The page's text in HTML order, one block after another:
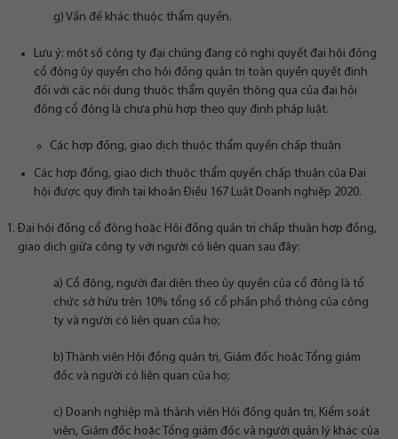
g) Vấn đề khác thuộc thẩm quyền.
Lưu ý: một số công ty đại chúng đang có nghị quyết đại hội đồng
cổ đông ủy quyền cho hội đồng quản trị toàn quyền quyết định
đối với các nội dung thuộc thẩm quyền thông qua của đại hội
đồng cổ đông là chưa phù hợp theo quy định pháp luật.
Các hợp đồng, giao dịch thuộc thẩm quyền chấp thuận
Các hợp đồng, giao dịch thuộc thẩm quyền chấp thuận của Đại
hội được quy định tại khoản Điều 167 Luật Doanh nghiệp 2020.
Đại hội đồng cổ đông hoặc Hội đồng quản trị chấp thuận hợp đồng,
giao dịch giữa công ty với người có liên quan sau đây:
a) Cổ đông, người đại diện theo ủy quyền của cổ đông là tổ
chức sở hữu trên 10% tổng số cổ phần phổ thông của công
ty và người có liên quan của họ;
b) Thành viên Hội đồng quản trị, Giám đốc hoặc Tổng giám
đốc và người có liên quan của họ;
c) Doanh nghiệp mà thành viên Hội đồng quản trị, Kiểm soát
viên, Giám đốc hoặc Tổng giám đốc và người quản lý khác của